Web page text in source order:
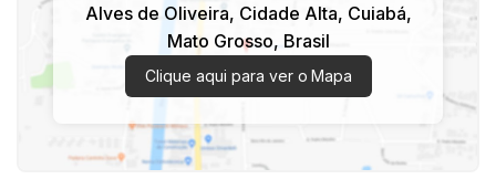
Alves de Oliveira, Cidade Alta, Cuiabá,
Mato Grosso, Brasil
Clique aqui para ver o Mapa